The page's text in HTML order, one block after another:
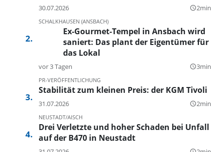
30.07.2026 query_builder2min
SCHALKHAUSEN (ANSBACH)
Ex-Gourmet-Tempel in Ansbach wird
saniert: Das plant der Eigentümer für
das Lokal
vor 3 Tagen query_builder3min
PR-VERÖFFENTLICHUNG
Stabilität zum kleinen Preis: der KGM Tivoli
31.07.2026 query_builder2min
NEUSTADT/AISCH
Drei Verletzte und hoher Schaden bei Unfall
auf der B470 in Neustadt